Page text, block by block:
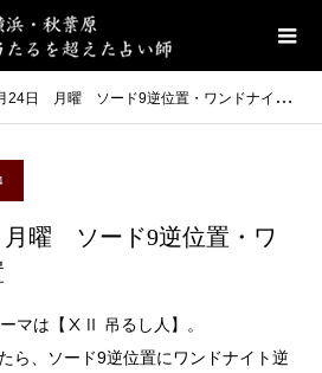
日 月曜 ソード9逆位置・ワンドナイト逆位置
曜 ソード9逆位置・ワ
マは【ⅩⅡ 吊るし人】。
ら、ソード9逆位置にワンドナイト逆